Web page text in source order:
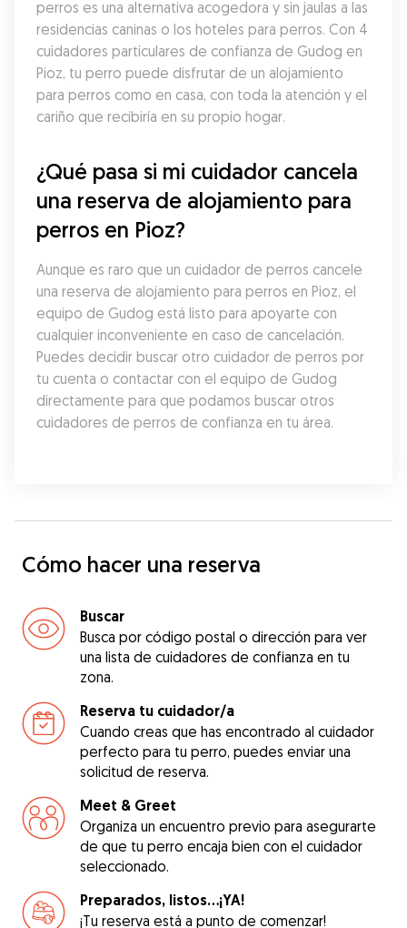
perros es una alternativa acogedora y sin jaulas a las
residencias caninas o los hoteles para perros. Con 4
cuidadores particulares de confianza de Gudog en
Pioz, tu perro puede disfrutar de un alojamiento
para perros como en casa, con toda la atención y el
cariño que recibiría en su propio hogar.
¿Qué pasa si mi cuidador cancela
una reserva de alojamiento para
perros en Pioz?
Aunque es raro que un cuidador de perros cancele
una reserva de alojamiento para perros en Pioz, el
equipo de Gudog está listo para apoyarte con
cualquier inconveniente en caso de cancelación.
Puedes decidir buscar otro cuidador de perros por
tu cuenta o contactar con el equipo de Gudog
directamente para que podamos buscar otros
cuidadores de perros de confianza en tu área.
Cómo hacer una reserva
Buscar
Busca por código postal o dirección para ver
una lista de cuidadores de confianza en tu
zona.
Reserva tu cuidador/a
Cuando creas que has encontrado al cuidador
perfecto para tu perro, puedes enviar una
solicitud de reserva.
Meet & Greet
Organiza un encuentro previo para asegurarte
de que tu perro encaja bien con el cuidador
seleccionado.
Preparados, listos...¡YA!
¡Tu reserva está a punto de comenzar!